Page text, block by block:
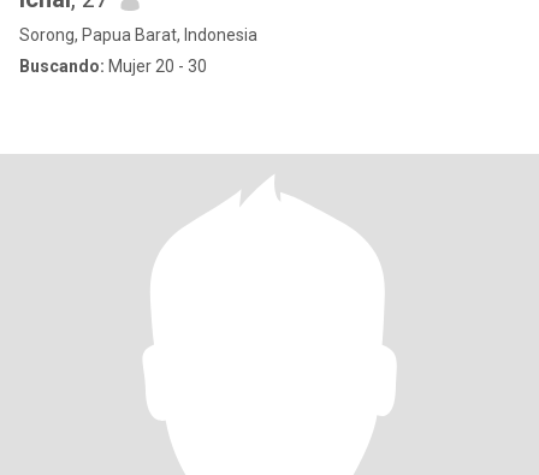
Sorong, Papua Barat, Indonesia
Buscando: Mujer 20 - 30